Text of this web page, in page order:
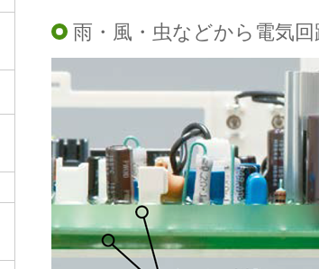
雨・風・虫などから電気